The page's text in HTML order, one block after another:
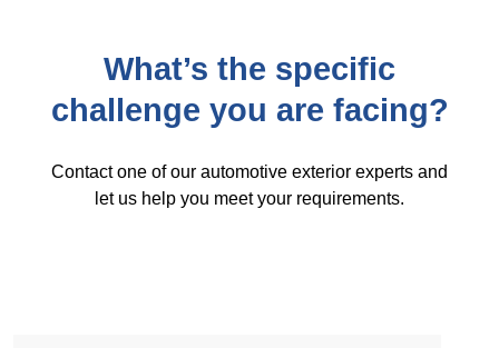
What’s the specific
challenge you are facing?
Contact one of our automotive exterior experts and
let us help you meet your requirements.